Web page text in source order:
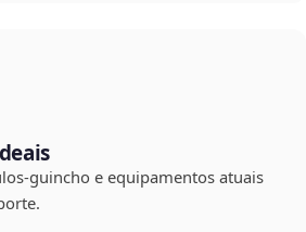
guincho e equipamentos atuais